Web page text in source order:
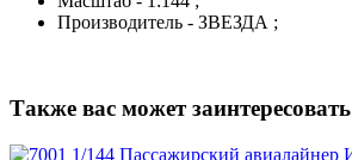
Производитель - ЗВЕЗДА ;
Также вас может заинтересовать